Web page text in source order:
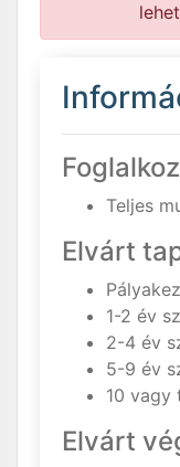
Teljes
Elvárt
1-2 év
2-4 év
5-9 év
10 vagy
Elvárt